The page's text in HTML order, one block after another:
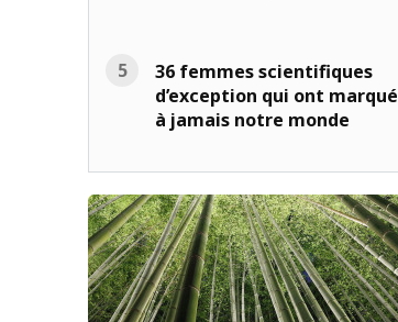
36 femmes scientifiques
d’exception qui ont marqué
à jamais notre monde